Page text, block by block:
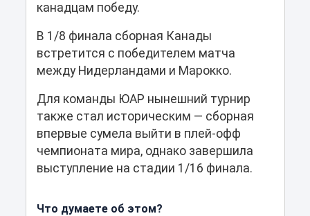
канадцам победу.
В 1/8 финала сборная Канады
встретится с победителем матча
между Нидерландами и Марокко.
Для команды ЮАР нынешний турнир
также стал историческим — сборная
впервые сумела выйти в плей-офф
чемпионата мира, однако завершила
выступление на стадии 1/16 финала.
Что думаете об этом?